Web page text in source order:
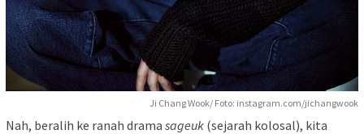
Ji Chang Wook/ Foto: instagram.com/jichangwook
Nah, beralih ke ranah drama sageuk (sejarah kolosal), kita